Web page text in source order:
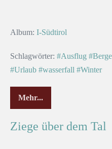
Album: I-Südtirol
Schlagwörter: #Ausflug #Berge
#Urlaub #wasserfall #Winter
Mehr...
Ziege über dem Tal